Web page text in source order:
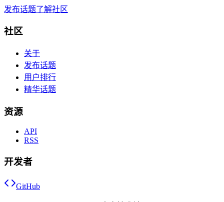
发布话题了解社区
社区
关于
发布话题
用户排行
精华话题
资源
API
RSS
开发者
GitHub